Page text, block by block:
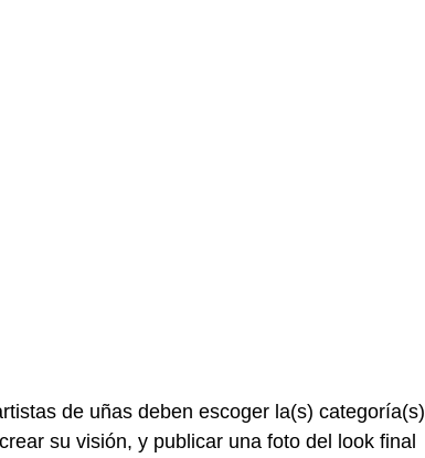
de uñas deben escoger la(s) categoría(s)
su visión, y publicar una foto del look final